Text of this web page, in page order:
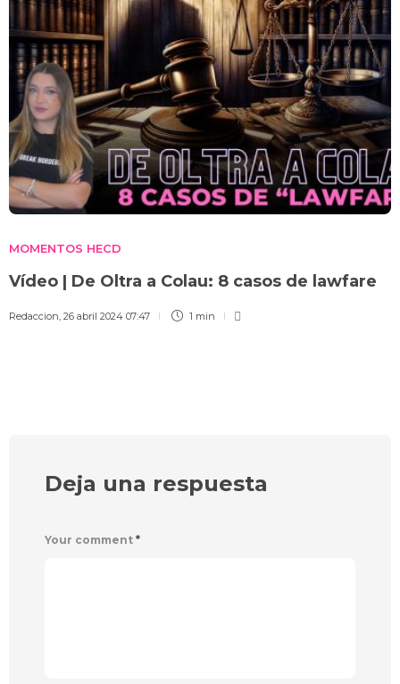
MOMENTOS HECD
Vídeo | De Oltra a Colau: 8 casos de lawfare
Redaccion, 26 abril 2024 07:47 1 min
Deja una respuesta
Your comment *